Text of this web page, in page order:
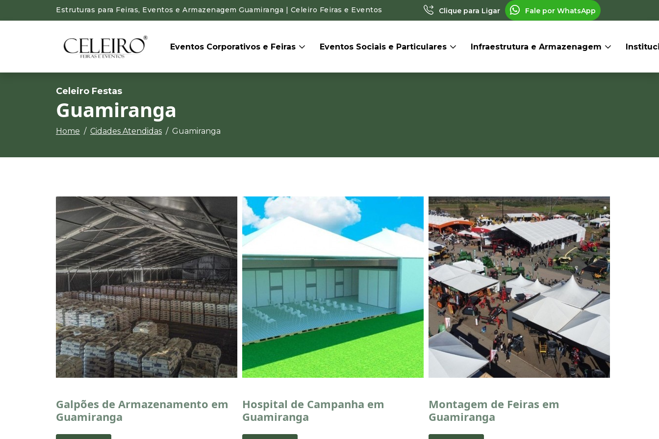
Estruturas para Feiras, Eventos e Armazenagem Guamiranga | Celeiro Feiras e Eventos Clique para Ligar Fale por WhatsApp
Eventos Corporativos e Feiras Eventos Sociais e Particulares Infraestrutura e Armazenagem
Celeiro Festas
Guamiranga
Home Cidades Atendidas Guamiranga
Galpões de Armazenamento em
Guamiranga
Hospital de Campanha em
Guamiranga
Montagem de Feiras em
Guamiranga